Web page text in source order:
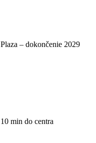
Plaza – dokončenie 2029
10 min do centra